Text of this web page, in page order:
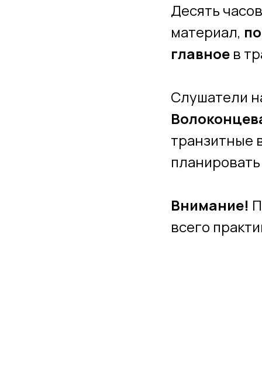
Десять
материал,
главное в
Слушатели
транзитные
Внимание!
всего